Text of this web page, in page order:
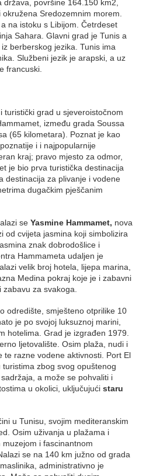
država, površine 164.150 km2,
Sredozemnim morem.
na istoku s Libijom. Četrdeset
Sahara. Glavni grad je Tunis a
berberskog jezika. Tunis ima
Službeni jezik je arapski, a uz
francuski.
turistički grad u sjeveroistočnom
između grada Soussa
(65 kilometara). Poznat je kao
i i najpopularnije
kraj; pravo mjesto za odmor,
je bio prva turistička destinacija
destinacija za plivanje i vodene
dugačkim pješčanim
se Yasmine Hammamet, nova
od cvijeta jasmina koji simbolizira
znak dobrodošlice i
Hammameta udaljen je
velik broj hotela, lijepa marina,
Medina pokraj koje je i zabavni
zabavu za svakoga.
odredište, smješteno otprilike 10
je po svojoj luksuznoj marini,
hotelima. Grad je izgrađen 1979.
ljetovalište. Osim plaža, nudi i
te razne vodene aktivnosti. Port El
zbog svog opuštenog
a može se pohvaliti i
u okolici, uključujući staru
u Tunisu, svojim mediteranskim
Osim uživanja u plažama i
i fascinantnom
se na 140 km južno od grada
administrativno je